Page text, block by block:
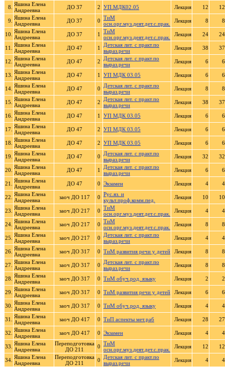
8.
Яшина Елена
Андреевна
ДО 37 2 УП.МДК02.05 Лекция 12 12
9.
Яшина Елена
Андреевна
ДО 37 0 ТиМ
осн.орг.муз.деят.дет.с.прак.
Лекция 8 8
10.
Яшина Елена
Андреевна
ДО 37 1
ТиМ
осн.орг.муз.деят.дет.с.прак.
Лекция 24 24
11.
Яшина Елена
Андреевна
ДО 47 1
Детская лит. с практ.по
выраз.речи
Лекция 38 37
12.
Яшина Елена
Андреевна
ДО 47 2
Детская лит. с практ.по
выраз.речи
Лекция 6 6
13.
Яшина Елена
Андреевна
ДО 47 1 УП МДК 03.05 Лекция 6 6
14. Яшина Елена
Андреевна
ДО 47 0
Детская лит. с практ.по
выраз.речи
Лекция 8 8
15.
Яшина Елена
Андреевна
ДО 47 2
Детская лит. с практ.по
выраз.речи
Лекция 38 37
16. Яшина Елена
Андреевна
ДО 47 1 УП МДК 03.05 Лекция 6 6
17. Яшина Елена
Андреевна
ДО 47 2 УП МДК 03.05 Лекция 6 6
18.
Яшина Елена
Андреевна
ДО 47 2 УП МДК 03.05 Лекция 6 6
19.
Яшина Елена
Андреевна
ДО 47 0
Детская лит. с практ.по
выраз.речи
Лекция 32 32
20.
Яшина Елена
Андреевна
ДО 47 1
Детская лит. с практ.по
выраз.речи
Лекция 6 6
21.
Яшина Елена
Андреевна
ДО 47 0 Экзамен Лекция 4 4
22.
Яшина Елена
Андреевна
заоч ДО 117 0 Рус.яз. и
культ.проф.комм.пед.
Лекция 10 10
23.
Яшина Елена
Андреевна
заоч ДО 217 0 ТиМ
осн.орг.муз.деят.дет.с.прак.
Лекция 4 4
24. Яшина Елена
Андреевна
заоч ДО 217 0 ТиМ
осн.орг.муз.деят.дет.с.прак.
Лекция 8 8
25.
Яшина Елена
Андреевна
заоч ДО 217 0
Детская лит. с практ.по
выраз.речи
Лекция 4 4
26. Яшина Елена
Андреевна
заоч ДО 317 0 ТиМ развития речи у детей Лекция 8 8
27. Яшина Елена
Андреевна
заоч ДО 317 0
Детская лит. с практ.по
выраз.речи
Лекция 8 8
28.
Яшина Елена
Андреевна
заоч ДО 317 0 ТиМ обуч.род. языку Лекция 2 2
29.
Яшина Елена
Андреевна
заоч ДО 317 0 ТиМ развития речи у детей Лекция 6 6
30.
Яшина Елена
Андреевна
заоч ДО 317 0 ТиМ обуч.род. языку Лекция 4 4
31.
Яшина Елена
Андреевна
заоч ДО 417 0 ТиП аспекты мет.раб Лекция 28 27
32.
Яшина Елена
Андреевна
заоч ДО 417 0 Экзамен Лекция 4 4
33.
Яшина Елена
Андреевна
Переподготовка
ДО 211
0 ТиМ
осн.орг.муз.деят.дет.с.прак.
Лекция 12 12
34. Яшина Елена
Андреевна
Переподготовка
ДО 211
0
Детская лит. с практ.по
выраз.речи
Лекция 4 4